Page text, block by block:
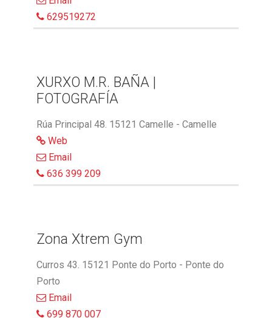
629519272
XURXO M.R. BAÑA |
FOTOGRAFÍA
Rúa Principal 48. 15121 Camelle - Camelle
Web
Email
636 399 209
Zona Xtrem Gym
Curros 43. 15121 Ponte do Porto - Ponte do
Porto
Email
699 870 007